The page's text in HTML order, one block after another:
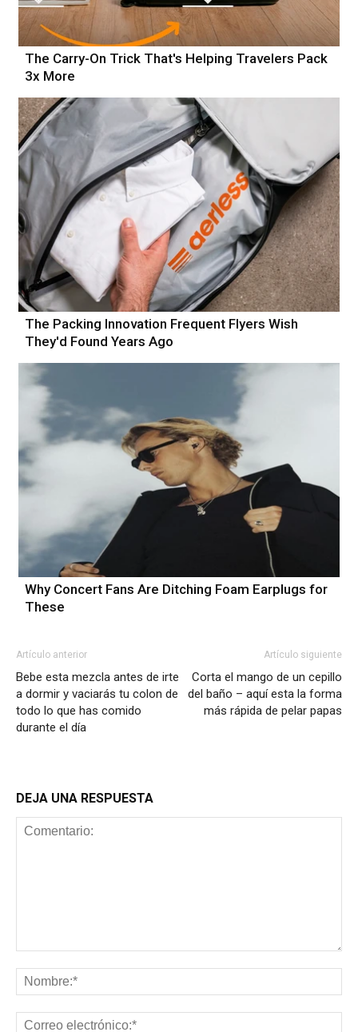
The Carry-On Trick That's Helping Travelers Pack
3x More
The Packing Innovation Frequent Flyers Wish
They'd Found Years Ago
Why Concert Fans Are Ditching Foam Earplugs for
These
Artículo anterior
Bebe esta mezcla antes de irte
a dormir y vaciarás tu colon de
todo lo que has comido
durante el día
Artículo siguiente
Corta el mango de un cepillo
del baño – aquí esta la forma
más rápida de pelar papas
DEJA UNA RESPUESTA